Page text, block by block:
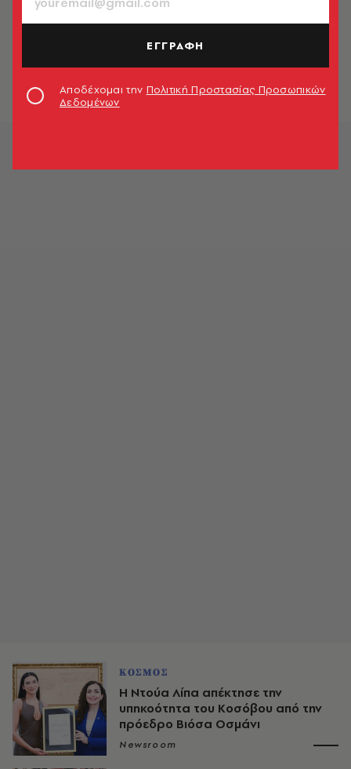
ΠΟΛΙΤΙΚΗ & ΟΙΚΟΝΟΜΙΑ
Στο Κόσοβο ο Νίκος Δένδιας για να
επισκεφθεί την Ελληνική Δύναμη
ΚΟΣΜΟΣ
Η Ντούα Λίπα απέκτησε την
υπηκοότητα του Κοσόβου από την
πρόεδρο Βιόσα Οσμάνι
Newsroom
ΕΓΓΡΑΦΗ
Αποδέχομαι την Πολιτική Προστασίας Προσωπικών
Δεδομένων